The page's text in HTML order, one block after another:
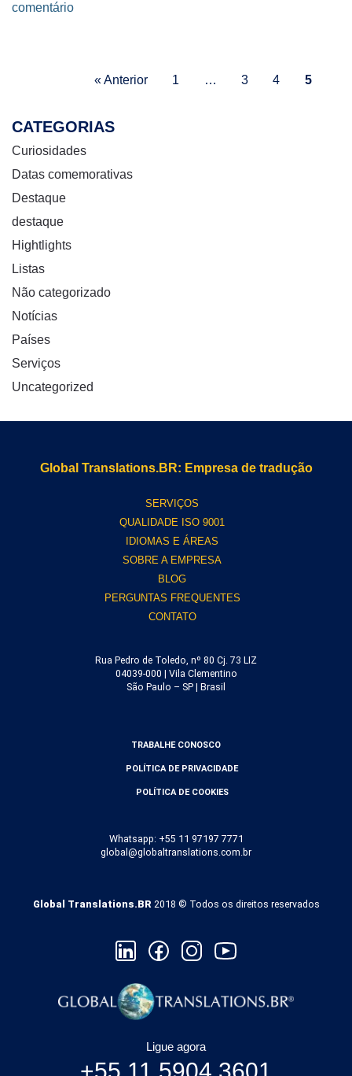
comentário
« Anterior 1 … 3 4 5
CATEGORIAS
Curiosidades
Datas comemorativas
Destaque
destaque
Hightlights
Listas
Não categorizado
Notícias
Países
Serviços
Uncategorized
Global Translations.BR: Empresa de tradução
SERVIÇOS
QUALIDADE ISO 9001
IDIOMAS E ÁREAS
SOBRE A EMPRESA
BLOG
PERGUNTAS FREQUENTES
CONTATO
Rua Pedro de Toledo, nº 80 Cj. 73 LIZ
04039-000 | Vila Clementino
São Paulo – SP | Brasil
TRABALHE CONOSCO
POLÍTICA DE PRIVACIDADE
POLÍTICA DE COOKIES
Whatsapp: +55 11 97197 7771
global@globaltranslations.com.br
Global Translations.BR2018 © Todos os direitos reservados
Ligue agora